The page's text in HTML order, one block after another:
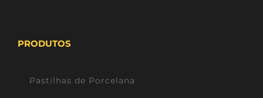
PRODUTOS
Pastilhas de Porcelana